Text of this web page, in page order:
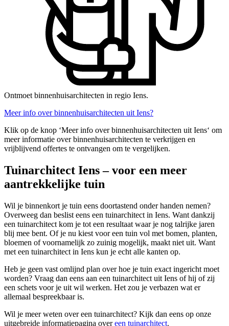
Ontmoet binnenhuisarchitecten in regio Iens.
Meer info over binnenhuisarchitecten uit Iens?
Klik op de knop ‘Meer info over binnenhuisarchitecten uit Iens‘ om
meer informatie over binnenhuisarchitecten te verkrijgen en
vrijblijvend offertes te ontvangen om te vergelijken.
Tuinarchitect Iens – voor een meer
aantrekkelijke tuin
Wil je binnenkort je tuin eens doortastend onder handen nemen?
Overweeg dan beslist eens een tuinarchitect in Iens. Want dankzij
een tuinarchitect kom je tot een resultaat waar je nog talrijke jaren
blij mee bent. Of je nu kiest voor een tuin vol met bomen, planten,
bloemen of voornamelijk zo zuinig mogelijk, maakt niet uit. Want
met een tuinarchitect in Iens kun je echt alle kanten op.
Heb je geen vast omlijnd plan over hoe je tuin exact ingericht moet
worden? Vraag dan eens aan een tuinarchitect uit Iens of hij of zij
een schets voor je uit wil werken. Het zou je verbazen wat er
allemaal bespreekbaar is.
Wil je meer weten over een tuinarchitect? Kijk dan eens op onze
uitgebreide informatiepagina overeen tuinarchitect.